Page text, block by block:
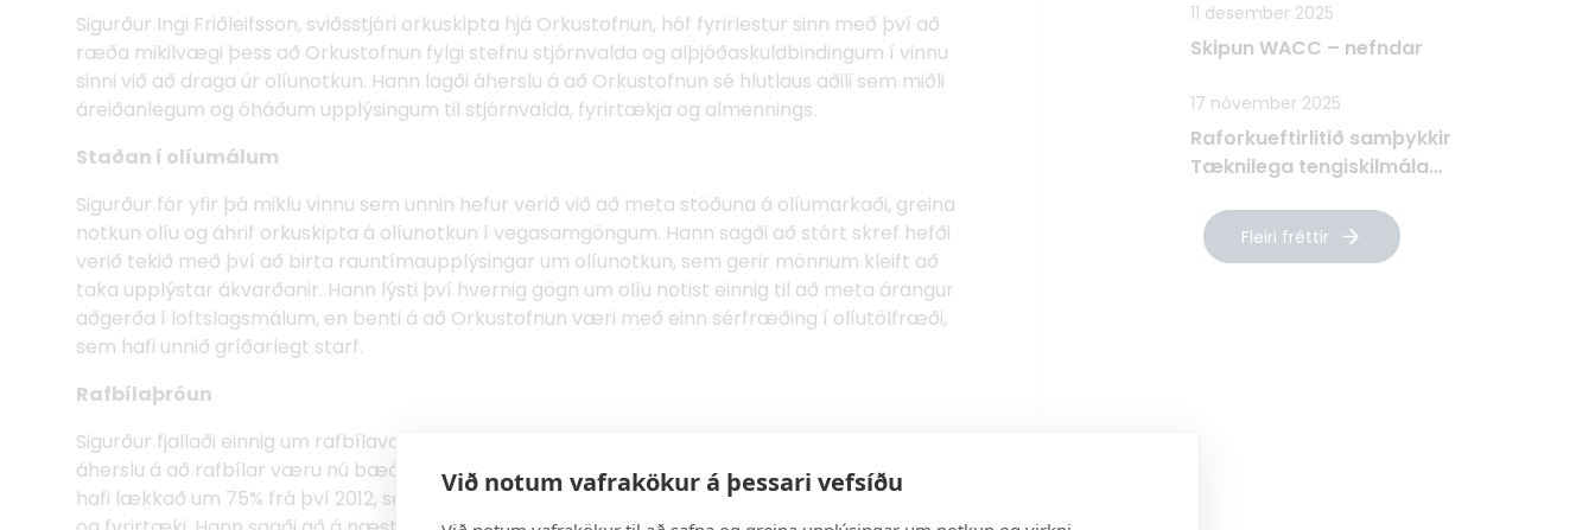
Við notum vafrakökur á þessari vefsíðu
Sigurður Ingi Friðleifsson, sviðsstjóri orkuskipta hjá Orkustofnun, hóf fyrirlestur sinn með því að
ræða mikilvægi þess að Orkustofnun fylgi stefnu stjórnvalda og alþjóðaskuldbindingum í vinnu
sinni við að draga úr olíunotkun. Hann lagði áherslu á að Orkustofnun sé hlutlaus aðili sem miðli
áreiðanlegum og óháðum upplýsingum til stjórnvalda, fyrirtækja og almennings.
Staðan í olíumálum
Sigurður fór yfir þá miklu vinnu sem unnin hefur verið við að meta stöðuna á olíumarkaði, greina
notkun olíu og áhrif orkuskipta á olíunotkun í vegasamgöngum. Hann sagði að stórt skref hefði
verið tekið með því að birta rauntímaupplýsingar um olíunotkun, sem gerir mönnum kleift að
taka upplýstar ákvarðanir. Hann lýsti því hvernig gögn um olíu notist einnig til að meta árangur
aðgerða í loftslagsmálum, en benti á að Orkustofnun væri með einn sérfræðing í olíutölfræði,
sem hafi unnið gríðarlegt starf.
Rafbílaþróun
Sigurður fjallaði einnig um rafbílavæðingu á Íslandi og þróun hennar frá árinu 2012. Hann lagði
áherslu á að rafbílar væru nú bæði ódýrari og hagkvæmari en áður. Verð á rafhlöðueiningum
hafi lækkað um 75% frá því 2012, sem geri rafbílavæðinguna mun aðgengilegri fyrir almenning
11 desember 2025
Skipun WACC – nefndar
17 nóvember 2025
Raforkueftirlitið samþykkir
Tæknilega tengiskilmála
Fleiri fréttir